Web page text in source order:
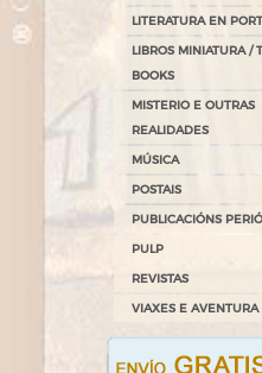
LITERATURA EN
LIBROS MINIATURA /
BOOKS
MISTERIO E OUTRAS
REALIDADES
MÚSICA
POSTAIS
PUBLICACIÓNS
PULP
REVISTAS
VIAXES E AVENTURA